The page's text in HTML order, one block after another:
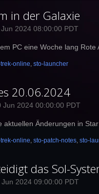
in der Galaxie
2024 08:00:00 PDT
PC eine Woche lang
online, sto-launcher
20.06.2024
Jun 2024 00:00:00 PDT
aktuellen Änderungen in
online, sto-patch-notes, sto-
das Sol-
Jun 2024 09:00:00 PDT